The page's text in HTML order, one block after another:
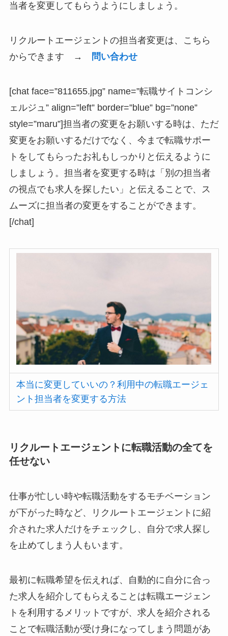
当者を変更してもらうようにしましょう。
リクルートエージェントの担当者変更は、こちら
からできます →
問い合わせ
[chat face=”811655.jpg” name=”転職サイトコンシ
ェルジュ” align=”left” border=”blue” bg=”none”
style=”maru”]担当者の変更をお願いする時は、ただ
変更をお願いするだけでなく、今まで転職サポー
トをしてもらったお礼もしっかりと伝えるように
しましょう。担当者を変更する時は 「別の担当者
の視点でも求人を探したい」
と伝えることで、ス
ムーズに担当者の変更をすることができます。
[/chat]
本当に変更していいの？利用中の転職エージェ
ント担当者を変更する方法
リクルートエージェントに転職活動の全てを
任せない
仕事が忙しい時や転職活動をするモチベーション
が下がった時など、リクルートエージェントに紹
介された求人だけをチェックし、自分で求人探し
を止めてしまう人もいます。
最初に転職希望を伝えれば、自動的に自分に合っ
た求人を紹介してもらえることは転職エージェン
トを利用するメリットですが、求人を紹介される
ことで転職活動が受け身になってしまう問題があ